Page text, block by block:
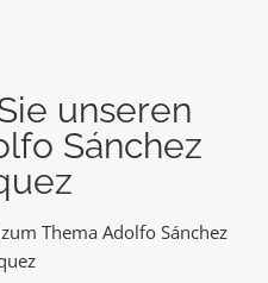
unseren
Sánchez
Thema Adolfo Sánchez